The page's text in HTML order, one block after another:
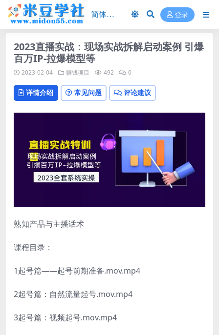
登录
2023直播实战：现场实战拆解启动案例 引爆
百万IP-拉爆模型等
2023-02-04 赚钱项目 492 0
详情介绍 常见问题 评论建议
熟知产品与主播话术
课程目录：
1起号篇——起号前期准备.mov.mp4
2起号篇：自然流量起号.mov.mp4
3起号篇：视频起号.mov.mp4